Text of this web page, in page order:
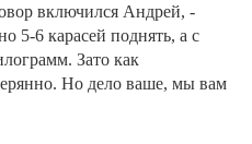
включился Андрей, -
5-6 карасей поднять, а с
Зато как
Но дело ваше, мы вам